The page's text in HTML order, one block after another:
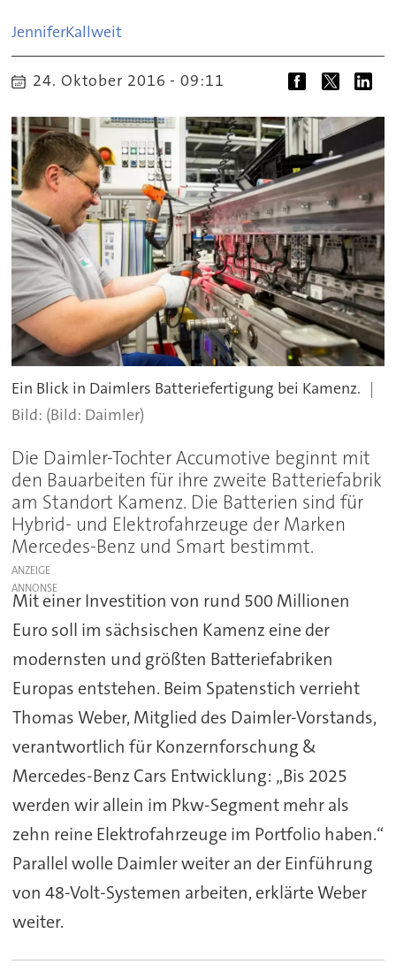
JenniferKallweit
24. Oktober 2016 - 09:11
Ein Blick in Daimlers Batteriefertigung bei Kamenz.
(Bild: Daimler)
Die Daimler-Tochter Accumotive beginnt mit
den Bauarbeiten für ihre zweite Batteriefabrik
am Standort Kamenz. Die Batterien sind für
Hybrid- und Elektrofahrzeuge der Marken
Mercedes-Benz und Smart bestimmt.
ANZEIGE
Mit einer Investition von rund 500 Millionen
Euro soll im sächsischen Kamenz eine der
modernsten und größten Batteriefabriken
Europas entstehen. Beim Spatenstich verrieht
Thomas Weber, Mitglied des Daimler-Vorstands,
verantwortlich für Konzernforschung &
Mercedes-Benz Cars Entwicklung: „Bis 2025
werden wir allein im Pkw-Segment mehr als
zehn reine Elektrofahrzeuge im Portfolio haben.“
Parallel wolle Daimler weiter an der Einführung
von 48-Volt-Systemen arbeiten, erklärte Weber
weiter.